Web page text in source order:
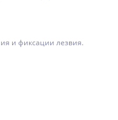
и фиксации лезвия.